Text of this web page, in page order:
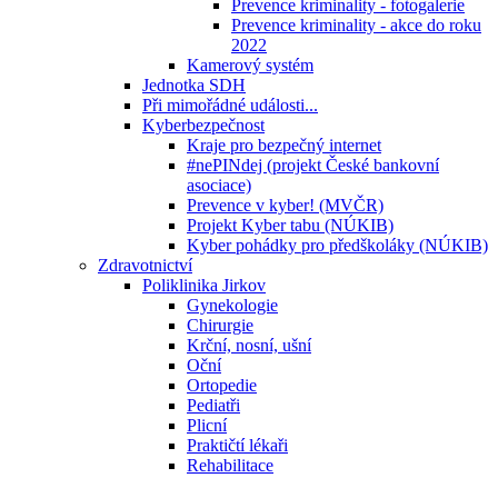
Prevence kriminality - fotogalerie
Prevence kriminality - akce do roku
2022
Kamerový systém
Jednotka SDH
Při mimořádné události...
Kyberbezpečnost
Kraje pro bezpečný internet
#nePINdej (projekt České bankovní
asociace)
Prevence v kyber! (MVČR)
Projekt Kyber tabu (NÚKIB)
Kyber pohádky pro předškoláky (NÚKIB)
Zdravotnictví
Poliklinika Jirkov
Gynekologie
Chirurgie
Krční, nosní, ušní
Oční
Ortopedie
Pediatři
Plicní
Praktičtí lékaři
Rehabilitace